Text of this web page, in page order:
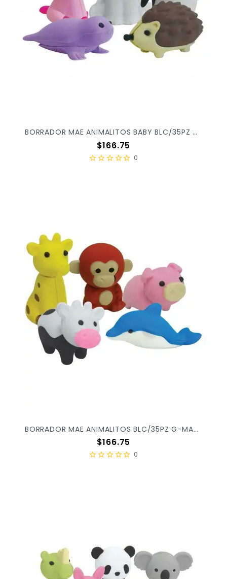
BORRADOR MAE ANIMALITOS BABY BLC/35PZ G-BABY X/36
Precio
$166.75
0
BORRADOR MAE ANIMALITOS BLC/35PZ G-MANIM X/36
Precio
$166.75
0